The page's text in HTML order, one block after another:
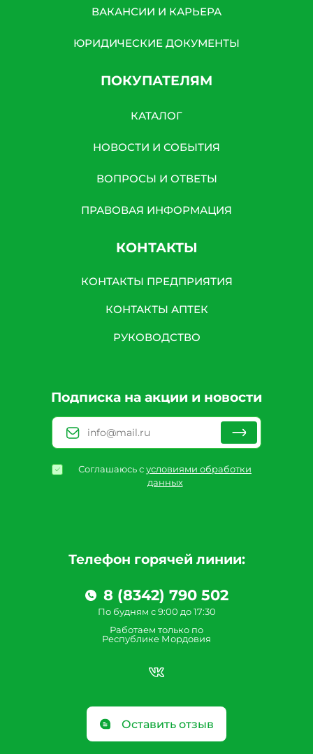
Телефон горячей линии:
8 (8342) 790 502
По будням с 9:00 до 17:30
Работаем только по
Республике Мордовия
Оставить отзыв
ВАКАНСИИ И КАРЬЕРА
ЮРИДИЧЕСКИЕ ДОКУМЕНТЫ
ПОКУПАТЕЛЯМ
КАТАЛОГ
НОВОСТИ И СОБЫТИЯ
ВОПРОСЫ И ОТВЕТЫ
ПРАВОВАЯ ИНФОРМАЦИЯ
КОНТАКТЫ
КОНТАКТЫ ПРЕДПРИЯТИЯ
КОНТАКТЫ АПТЕК
РУКОВОДСТВО
Подписка на акции и новости
Соглашаюсь сусловиями обработки
данных